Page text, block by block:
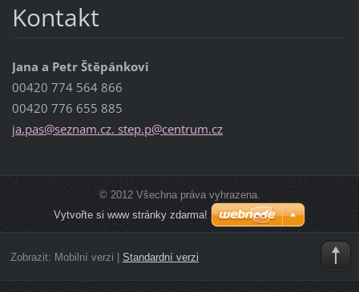
Kontakt
Jana a Petr Štěpánkovi
00420 774 564 866
00420 776 655 885
ja.pas@seznam.cz. step.p@centrum.cz
© 2012 Všechna práva vyhrazena.
Vytvořte si www stránky zdarma!
Zobrazit: Mobilní verzi | Standardní verzi